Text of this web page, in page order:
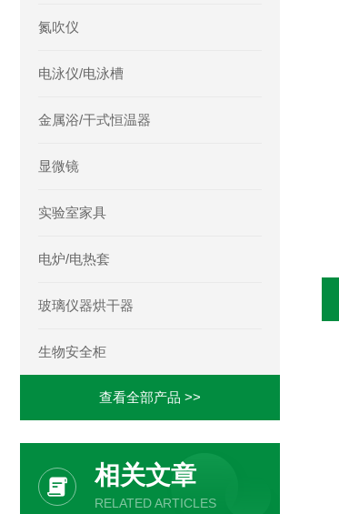
氮吹仪
电泳仪/电泳槽
金属浴/干式恒温器
显微镜
实验室家具
电炉/电热套
玻璃仪器烘干器
生物安全柜
查看全部产品 >>
相关文章
RELATED ARTICLES